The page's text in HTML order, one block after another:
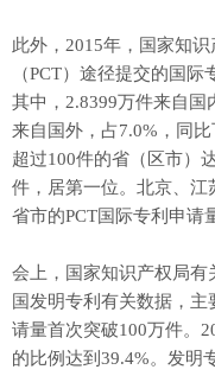
此外，2015年，国家知
（PCT）途径提交的国际
其中，2.8399万件来自国
来自国外，占7.0%，同
超过100件的省（区市）
件，居第一位。北京、江
省市的PCT国际专利申请
会上，国家知识产权局有
国发明专利有关数据，
请量首次突破100万件。
的比例达到39.4%。发明